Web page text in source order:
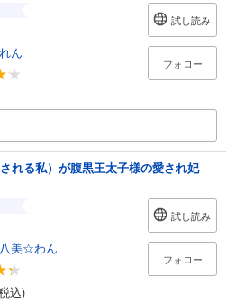
ん
試し読み
フォロー
れる私）が腹黒王太子様の愛され妃
八美☆わん
込)
試し読み
フォロー